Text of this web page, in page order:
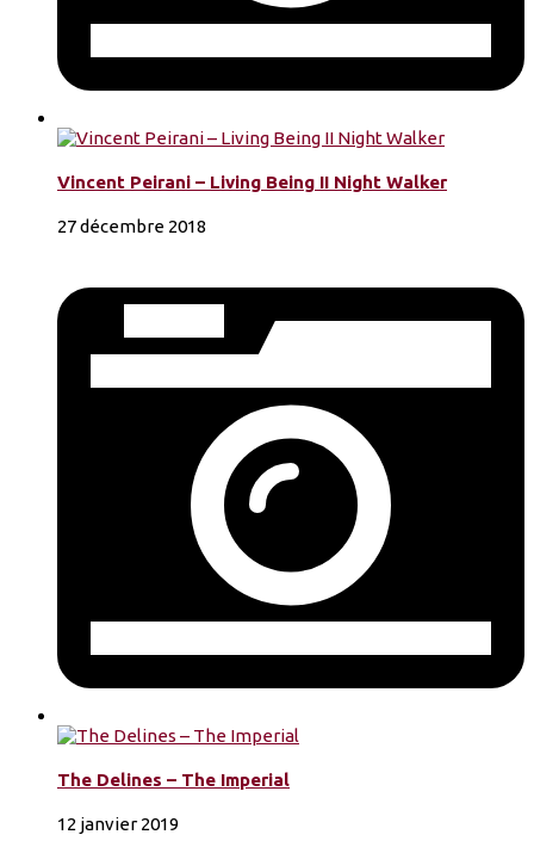
Vincent Peirani – Living Being II Night Walker
27 décembre 2018
The Delines – The Imperial
12 janvier 2019